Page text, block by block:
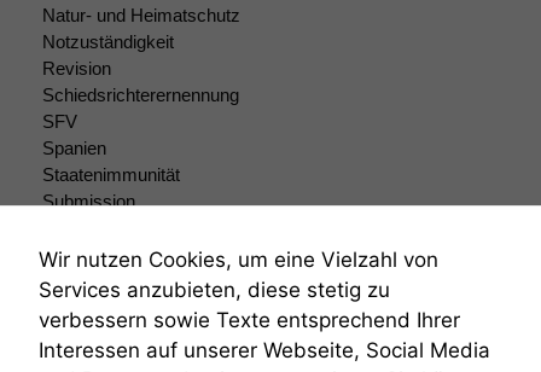
Natur- und Heimatschutz
Notzuständigkeit
Revision
Schiedsrichterernennung
SFV
Spanien
Staatenimmunität
Submission
Teilungsklage
Venezuela
VRK
Wiederherstellungsanordnung
Zivilprozessordnung
Wir nutzen Cookies, um eine Vielzahl von
Services anzubieten, diese stetig zu
verbessern sowie Texte entsprechend Ihrer
Interessen auf unserer Webseite, Social Media